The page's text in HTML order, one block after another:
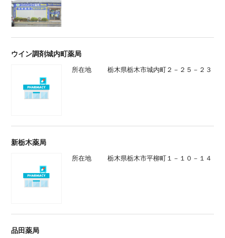
ウイン調剤城内町薬局
所在地 栃木県栃木市城内町２－２５－２３
新栃木薬局
所在地 栃木県栃木市平柳町１－１０－１４
品田薬局